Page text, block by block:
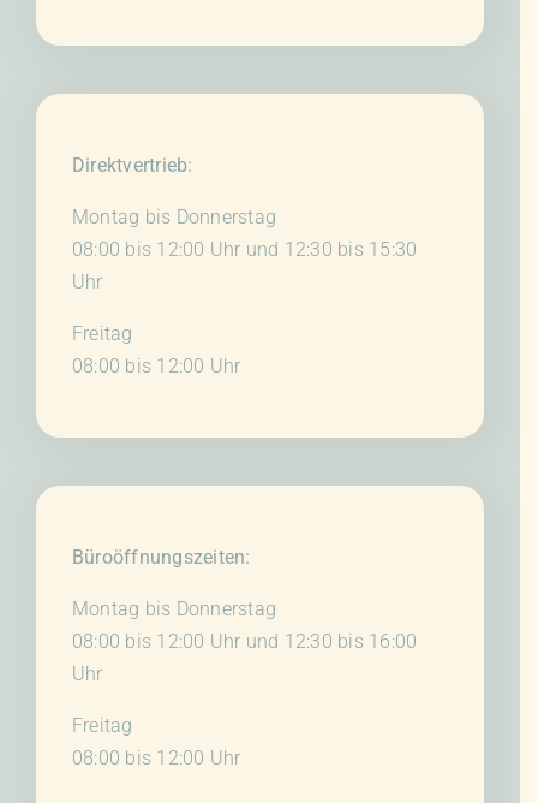
Direktvertrieb:
Montag bis Donnerstag
08:00 bis 12:00 Uhr und 12:30 bis 15:30
Uhr
Freitag
08:00 bis 12:00 Uhr
Büroöffnungszeiten:
Montag bis Donnerstag
08:00 bis 12:00 Uhr und 12:30 bis 16:00
Uhr
Freitag
08:00 bis 12:00 Uhr